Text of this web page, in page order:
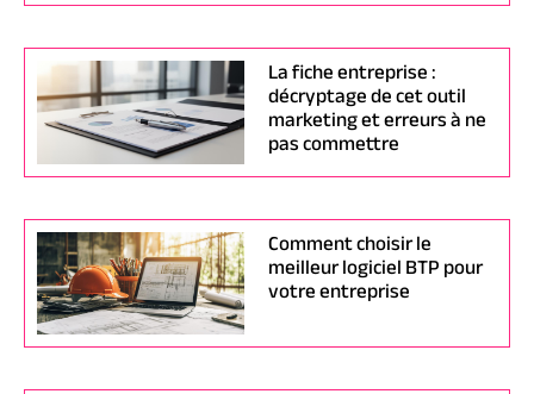
La fiche entreprise :
décryptage de cet outil
marketing et erreurs à ne
pas commettre
Comment choisir le
meilleur logiciel BTP pour
votre entreprise